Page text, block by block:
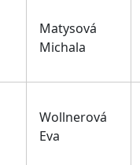
Matysová
Michala
Wollnerová
Eva